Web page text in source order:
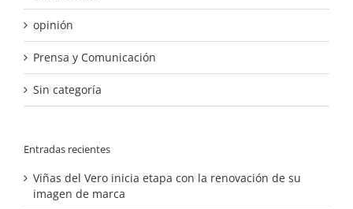
opinión
Prensa y Comunicación
Sin categoría
Entradas recientes
Viñas del Vero inicia etapa con la renovación de su
imagen de marca